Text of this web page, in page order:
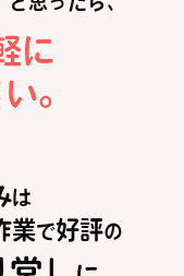
に
。
は
業で好評の